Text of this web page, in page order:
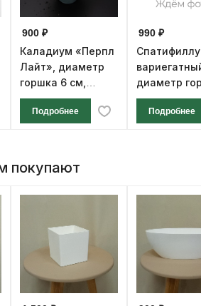
900 ₽
Каладиум «Перпл
Лайт», диаметр
горшка 6 см,
высота 12 см
Подробнее
990 ₽
диаметр
см, высота
Подробнее
покупают